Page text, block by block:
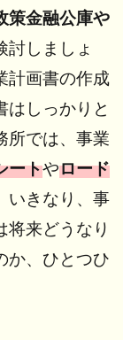
策金融公庫や
討しましょ
計画書の作成
はしっかりと
所では、事業
ートやロード
いきなり、事
将来どうなり
か、ひとつひ